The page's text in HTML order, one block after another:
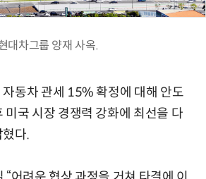
대차그룹 양재 사옥.
동차 관세 15% 확정에 대해 안도
미국 시장 경쟁력 강화에 최선을 다
다.